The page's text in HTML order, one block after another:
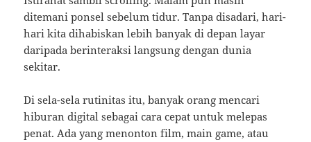
ditemani ponsel sebelum tidur. Tanpa disadari, hari-
hari kita dihabiskan lebih banyak di depan layar
daripada berinteraksi langsung dengan dunia
sekitar.
Di sela-sela rutinitas itu, banyak orang mencari
hiburan digital sebagai cara cepat untuk melepas
penat. Ada yang menonton film, main game, atau